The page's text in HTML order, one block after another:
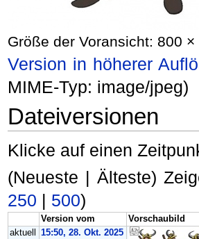
Größe der Voransicht: 800
Version in höherer
MIME-Typ: image/jpeg)
Dateiversionen
Klicke auf einen
(Neueste | Älteste)
250 | 500)
Version vom
Vorschaubild
aktuell
15:50, 28. Okt. 2025